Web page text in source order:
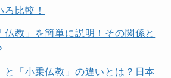
比較！
仏教」を簡単に説明！その関係と
と「小乗仏教」の違いとは？日本